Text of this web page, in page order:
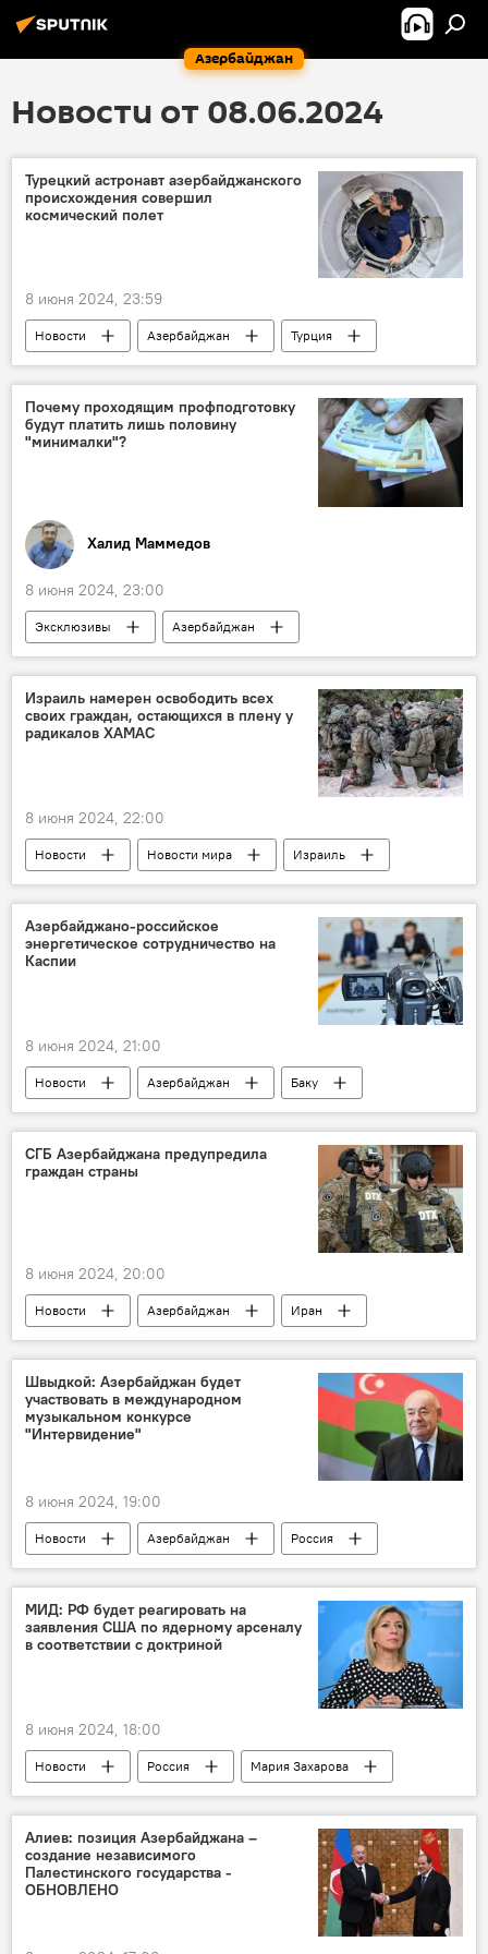
Азербайджан
Новости от 08.06.2024
Турецкий астронавт азербайджанского
происхождения совершил
космический полет
8 июня 2024, 23:59
Новости Азербайджан
Турция
Космос
космонавт
Реджеп Тайип Эрдоган
полет
Почему проходящим профподготовку
будут платить лишь половину
"минималки"?
Халид Маммедов
8 июня 2024, 23:00
Эксклюзивы
Азербайджан
Общество
Образование
Бакинское профессиональное училище туризма
Министерство труда и социальной защиты населения АР
Милли Меджлис
Израиль намерен освободить всех
своих граждан, остающихся в плену у
радикалов ХАМАС
8 июня 2024, 22:00
Новости Новости мира
Израиль
палестино-израильский конфликт
Палестина
сектор Газа
ЦАХАЛ
заложник
ХАМАС
Азербайджано-российское
энергетическое сотрудничество на
Каспии
8 июня 2024, 21:00
Новости Азербайджан
Баку
Каспий
Россия
Энергетика
Сотрудничество
Sputnik Азербайджан
СГБ Азербайджана предупредила
граждан страны
8 июня 2024, 20:00
Новости Азербайджан
Иран
СГБ Азербайджана
Наркотики
контрабанда
Преступная группа
Наркоторговля
Швыдкой: Азербайджан будет
участвовать в международном
музыкальном конкурсе
"Интервидение"
8 июня 2024, 19:00
Новости Азербайджан
Россия
Евровидение
Музыкальный фестиваль
Михаил Швыдкой
Участие
МИД: РФ будет реагировать на
заявления США по ядерному арсеналу
в соответствии с доктриной
8 июня 2024, 18:00
Новости Россия
Мария Захарова
МИД РФ
США
Белый дом
ядерная доктрина
ядерный арсенал
ПМЭФ
Алиев: позиция Азербайджана –
создание независимого
Палестинского государства -
ОБНОВЛЕНО